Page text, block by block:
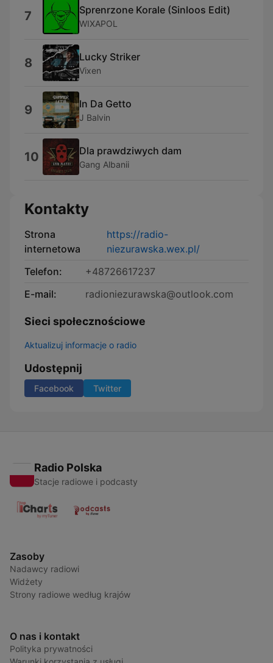
7 Sprenrzone Korale (Sinloos Edit)
WIXAPOL
8 Lucky Striker
Vixen
9 In Da Getto
J Balvin
10 Dla prawdziwych dam
Gang Albanii
Kontakty
Strona
internetowa
https://radio-
niezurawska.wex.pl/
Telefon:
+48726617237
E-mail:
radioniezurawska@outlook.com
Sieci społecznościowe
Aktualizuj informacje o radio
Udostępnij
Facebook Twitter
Radio Polska
Stacje radiowe i podcasty
Zasoby
Nadawcy radiowi
Widżety
Strony radiowe według krajów
O nas i kontakt
Polityka prywatności